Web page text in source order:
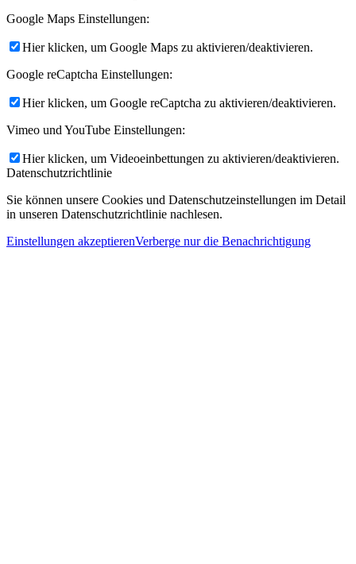
Google Maps Einstellungen:
Hier klicken, um Google Maps zu aktivieren/deaktivieren.
Google reCaptcha Einstellungen:
Hier klicken, um Google reCaptcha zu aktivieren/deaktivieren.
Vimeo und YouTube Einstellungen:
Hier klicken, um Videoeinbettungen zu aktivieren/deaktivieren.
Datenschutzrichtlinie
Sie können unsere Cookies und Datenschutzeinstellungen im Detail
in unseren Datenschutzrichtlinie nachlesen.
Einstellungen akzeptierenVerberge nur die Benachrichtigung